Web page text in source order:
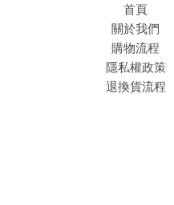
首頁
關於我們
購物流程
隱私權政策
退換貨流程